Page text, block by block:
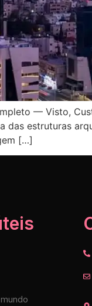
— Visto,
das estruturas
[…]